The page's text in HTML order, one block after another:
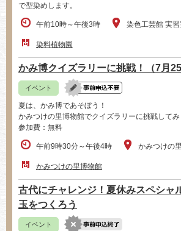
で型染めします。
午前10時～午後3時 染色工芸館 実
染料植物園
かみ博クイズラリーに挑戦！（7月25
イベント
夏は、かみ博であそぼう！
かみつけの里博物館でクイズラリーに挑戦してみ
参加費：無料
午前9時30分～午後4時 かみつけの
かみつけの里博物館
古代にチャレンジ！夏休みスペシ
玉をつくろう
イベント